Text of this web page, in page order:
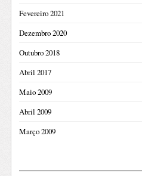
Fevereiro 2021
Dezembro 2020
Outubro 2018
Abril 2017
Maio 2009
Abril 2009
Março 2009